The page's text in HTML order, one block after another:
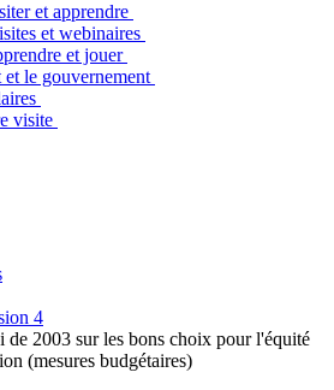
et apprendre
et webinaires
et jouer
le gouvernement
visite
4
2003 sur les bons choix pour l'équité
(mesures budgétaires)